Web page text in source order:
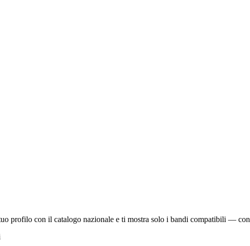
profilo con il catalogo nazionale e ti mostra solo i bandi compatibili —